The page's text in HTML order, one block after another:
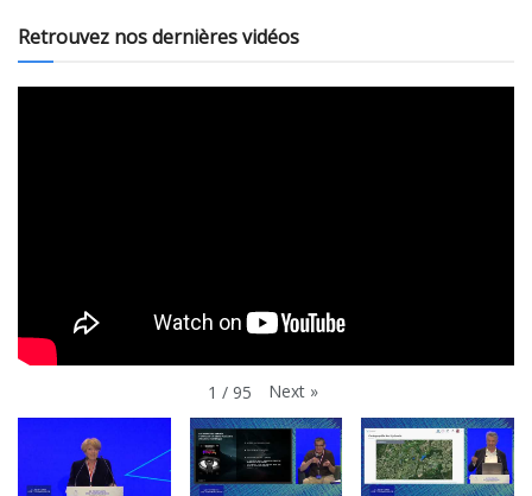
Retrouvez nos dernières vidéos
1 / 95 Next »